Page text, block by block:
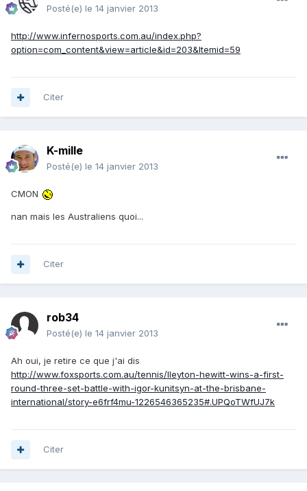
Posté(e) le 14 janvier 2013
http://www.infernosports.com.au/index.php?
option=com_content&view=article&id=203&Itemid=59
Citer
K-mille
Posté(e) le 14 janvier 2013
CMON
nan mais les Australiens quoi...
Citer
rob34
Posté(e) le 14 janvier 2013
Ah oui, je retire ce que j'ai dis
http://www.foxsports.com.au/tennis/lleyton-hewitt-wins-a-first-
round-three-set-battle-with-igor-kunitsyn-at-the-brisbane-
international/story-e6frf4mu-1226546365235#.UPQoTWfUJ7k
Citer